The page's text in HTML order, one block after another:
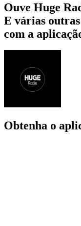
Ouve Huge
E várias outras
com a
Obtenha o